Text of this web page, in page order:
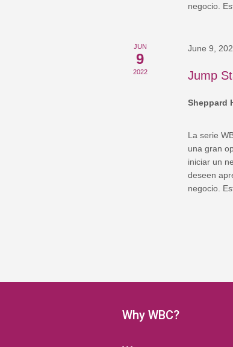
negocio.
JUN
9
2022
June 9,
Jump
Sheppard
La serie
una gran
iniciar un
deseen
negocio.
Why WBC?